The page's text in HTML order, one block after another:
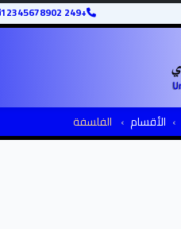
+249 12345678902
الأقسام الفلسفة